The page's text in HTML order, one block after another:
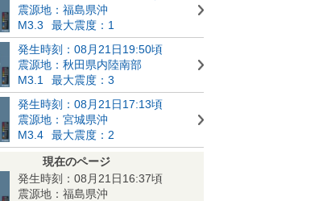
震源地：福島県沖
M3.3
最大震度：1
発生時刻：08月21日19:50頃
震源地：秋田県内陸南部
M3.1
最大震度：3
発生時刻：08月21日17:13頃
震源地：宮城県沖
M3.4
最大震度：2
現在のページ
発生時刻：08月21日16:37頃
震源地：福島県沖